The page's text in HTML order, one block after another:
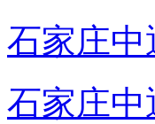
石家庄
石家庄